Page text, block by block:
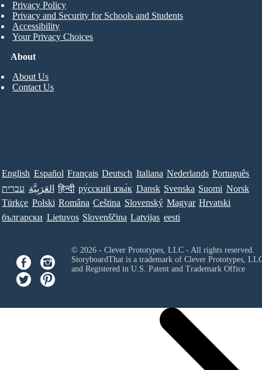
About
About Us
Contact Us
Privacy Policy
Privacy and Security for Schools and Students
Accessibility
Your Privacy Choices
English Español Français Deutsch Italiana Nederlands Português
עברית العَرَبِيَّة हिन्दी ру́сский язы́к Dansk Svenska Suomi Norsk
Türkçe Polski Româna Ceština Slovenský Magyar Hrvatski
български Lietuvos Slovenščina Latvijas eesti
© 2026 - Clever Prototypes, LLC - All rights reserved.
StoryboardThat is a trademark of Clever Prototypes,
and Registered in U.S. Patent and Trademark Office